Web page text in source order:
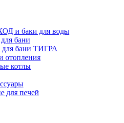
и баки для воды
бани
бани ТИГРА
отопления
котлы
для печей